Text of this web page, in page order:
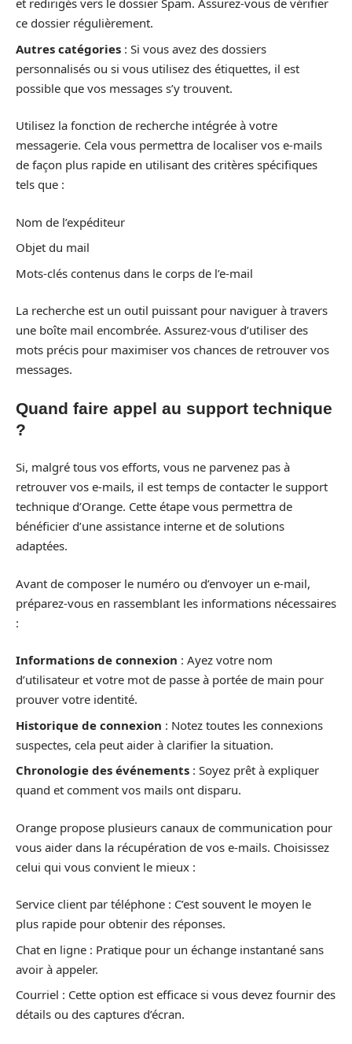
et redirigés vers le dossier Spam. Assurez-vous de vérifier
ce dossier régulièrement.
Autres catégories : Si vous avez des dossiers
personnalisés ou si vous utilisez des étiquettes, il est
possible que vos messages s’y trouvent.
Utilisez la fonction de recherche intégrée à votre
messagerie. Cela vous permettra de localiser vos e-mails
de façon plus rapide en utilisant des critères spécifiques
tels que :
Nom de l’expéditeur
Objet du mail
Mots-clés contenus dans le corps de l’e-mail
La recherche est un outil puissant pour naviguer à travers
une boîte mail encombrée. Assurez-vous d’utiliser des
mots précis pour maximiser vos chances de retrouver vos
messages.
Quand faire appel au support technique
?
Si, malgré tous vos efforts, vous ne parvenez pas à
retrouver vos e-mails, il est temps de contacter le support
technique d’Orange. Cette étape vous permettra de
bénéficier d’une assistance interne et de solutions
adaptées.
Avant de composer le numéro ou d’envoyer un e-mail,
préparez-vous en rassemblant les informations nécessaires
:
Informations de connexion : Ayez votre nom
d’utilisateur et votre mot de passe à portée de main pour
prouver votre identité.
Historique de connexion : Notez toutes les connexions
suspectes, cela peut aider à clarifier la situation.
Chronologie des événements : Soyez prêt à expliquer
quand et comment vos mails ont disparu.
Orange propose plusieurs canaux de communication pour
vous aider dans la récupération de vos e-mails. Choisissez
celui qui vous convient le mieux :
Service client par téléphone : C’est souvent le moyen le
plus rapide pour obtenir des réponses.
Chat en ligne : Pratique pour un échange instantané sans
avoir à appeler.
Courriel : Cette option est efficace si vous devez fournir des
détails ou des captures d’écran.